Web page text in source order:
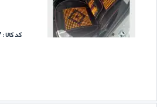
کد کالا : 8817